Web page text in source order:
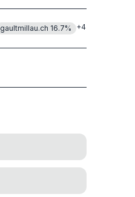
gaultmillau.ch 16.7% +4